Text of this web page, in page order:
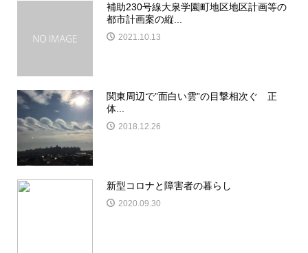
補助230号線大泉学園町地区地区計画等の
都市計画案の縦...
2021.10.13
関東周辺で”面白い雲”の目撃相次ぐ 正
体...
2018.12.26
新型コロナと障害者の暮らし
2020.09.30